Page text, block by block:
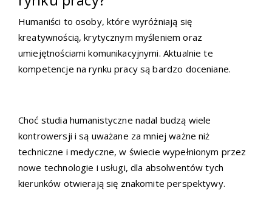
Humaniści to osoby, które wyróżniają się
kreatywnością, krytycznym myśleniem oraz
umiejętnościami komunikacyjnymi. Aktualnie te
kompetencje na rynku pracy są bardzo doceniane.
Choć studia humanistyczne nadal budzą wiele
kontrowersji i są uważane za mniej ważne niż
techniczne i medyczne, w świecie wypełnionym przez
nowe technologie i usługi, dla absolwentów tych
kierunków otwierają się znakomite perspektywy.